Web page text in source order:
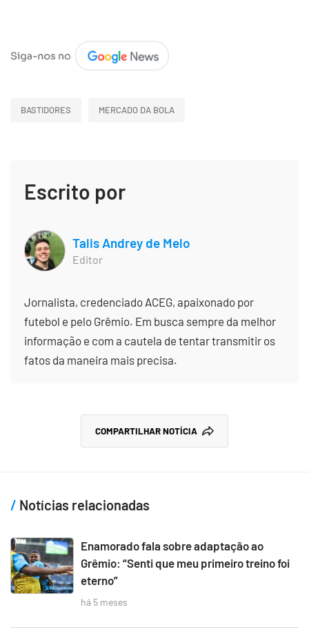
BASTIDORES MERCADO DA BOLA
Escrito por
Talis Andrey de Melo
Editor
Jornalista, credenciado ACEG, apaixonado por
futebol e pelo Grêmio. Em busca sempre da melhor
informação e com a cautela de tentar transmitir os
fatos da maneira mais precisa.
COMPARTILHAR NOTÍCIA
Notícias relacionadas
Enamorado fala sobre adaptação ao
Grêmio: “Senti que meu primeiro treino foi
eterno”
há 5 meses